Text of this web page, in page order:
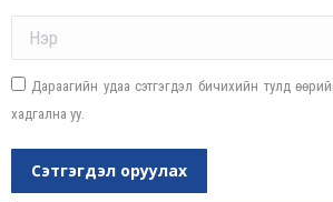
Дараагийн удаа сэтгэгдэл бичихийн тулд
хадгална уу.
Сэтгэгдэл оруулах